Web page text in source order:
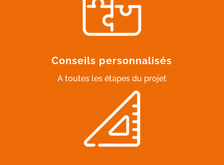
Conseils personnalisés
A toutes les étapes du projet